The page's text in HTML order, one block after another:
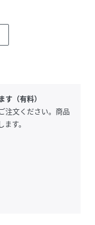
がアクティブシ
で揃えておくの
1121248901597
（有料）
注文ください。商品
す。